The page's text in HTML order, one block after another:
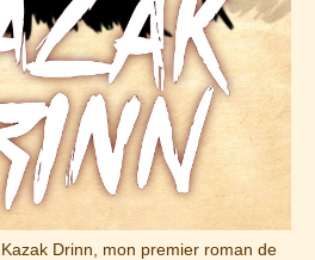
Drinn, mon premier roman de